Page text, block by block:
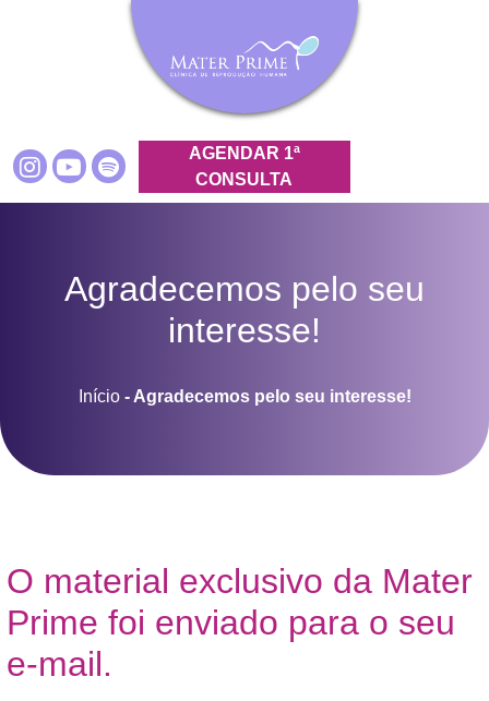
AGENDAR 1ª
CONSULTA
Agradecemos pelo seu
interesse!
Início- Agradecemos pelo seu interesse!
O material exclusivo da Mater
Prime foi enviado para o seu
e-mail.